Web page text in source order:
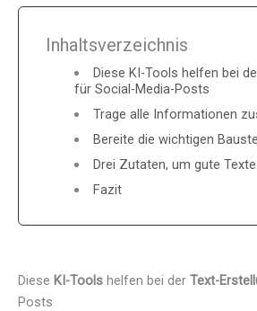
Inhaltsverzeichnis
Diese KI-Tools helfen bei
für Social-Media-Posts
Trage alle Informationen
Bereite die wichtigen
Drei Zutaten, um gute
Fazit
Diese KI-Tools helfen bei der Text-
Posts